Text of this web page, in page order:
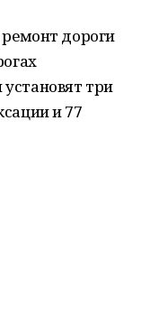
дороги
три
и 77